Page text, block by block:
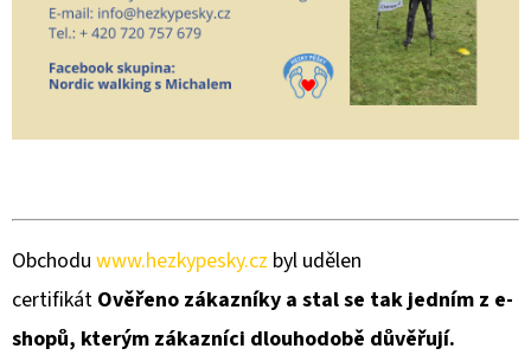
Obchodu www.hezkypesky.cz byl udělen
certifikát Ověřeno zákazníky a stal se tak jedním z e-
shopů, kterým zákazníci dlouhodobě důvěřují.